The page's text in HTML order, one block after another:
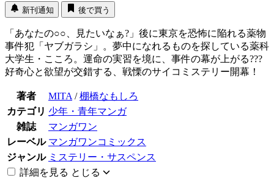
新刊通知 後で買う
「あなたの○○、見たいなぁ?」後に東京を恐怖に陥れる薬物
事件犯「ヤブガラシ」。夢中になれるものを探している薬科
大学生・こころ。運命の実習を境に、事件の幕が上がる???
好奇心と欲望が交錯する、戦慄のサイコミステリー開幕！
著者 MITA /棚橋なもしろ
カテゴリ 少年・青年マンガ
雑誌
マンガワン
レーベル マンガワンコミックス
ジャンル ミステリー・サスペンス
詳細を見る とじる